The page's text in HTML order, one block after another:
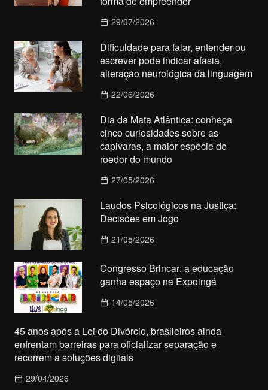
29/07/2026
Dificuldade para falar, entender ou
escrever pode indicar afasia,
alteração neurológica da linguagem
22/06/2026
Dia da Mata Atlântica: conheça
cinco curiosidades sobre as
capivaras, a maior espécie de
roedor do mundo
27/05/2026
Laudos Psicológicos na Justiça:
Decisões em Jogo
21/05/2026
Congresso Brincar: a educação
ganha espaço na Expoingá
14/05/2026
45 anos após a Lei do Divórcio, brasileiros ainda
enfrentam barreiras para oficializar separação e
recorrem a soluções digitais
29/04/2026